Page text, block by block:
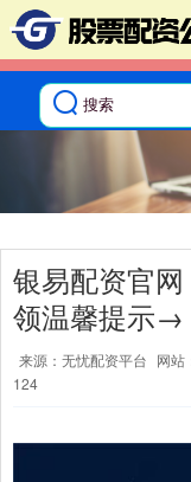
银易配资官
领温馨提示→
来源：无忧配资平台 网站
124